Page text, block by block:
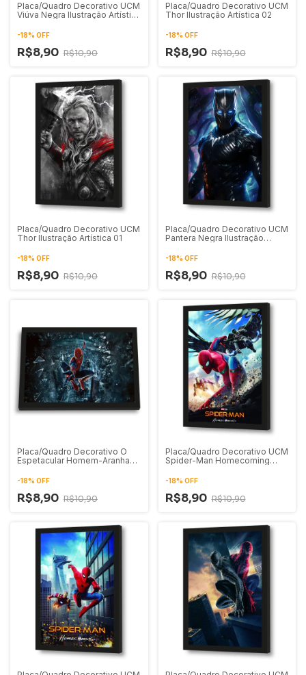
Placa/Quadro Decorativo UCM
Viúva Negra Ilustração Artística
-18% OFF
R$8,90 R$10,90
Placa/Quadro Decorativo UCM
Thor Ilustração Artística 02
-18% OFF
R$8,90 R$10,90
Placa/Quadro Decorativo UCM
Thor Ilustração Artística 01
-18% OFF
R$8,90 R$10,90
Placa/Quadro Decorativo UCM
Pantera Negra Ilustração
-18% OFF
R$8,90 R$10,90
Placa/Quadro Decorativo O
Espetacular Homem-Aranha
-18% OFF
R$8,90 R$10,90
Placa/Quadro Decorativo UCM
Spider-Man Homecoming
-18% OFF
R$8,90 R$10,90